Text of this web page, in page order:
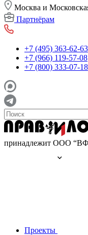
Москва и
Партнёрам
+7 (495) 363-62-63
+7 (966) 119-57-08
+7 (800) 333-07-18
принадлежит ООО
Проекты